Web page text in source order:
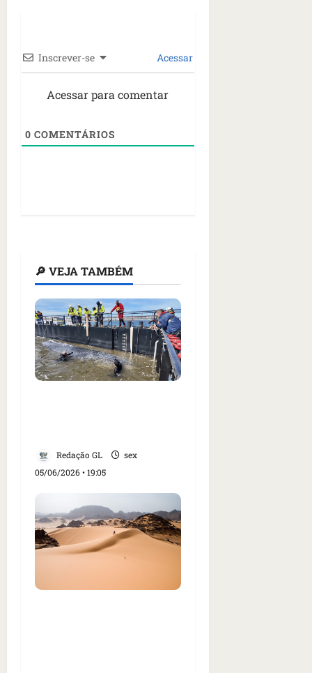
Inscrever-se Acessar
Acessar para comentar
0 COMENTÁRIOS
🔎 VEJA TAMBÉM
Redação GL
sex
05/06/2026 • 19:05